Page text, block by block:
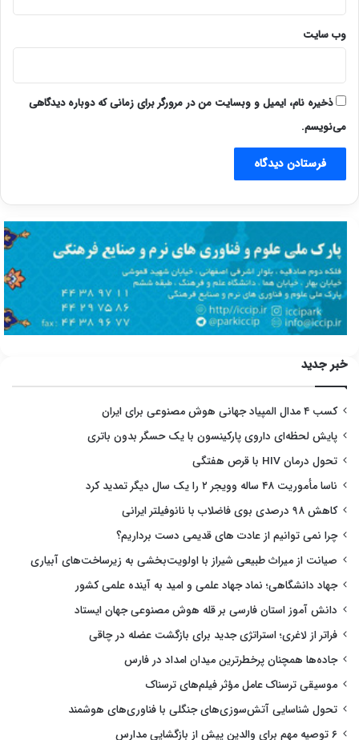
وب‌ سایت
ذخیره نام، ایمیل و وبسایت من در مرورگر برای زمانی که دوباره دیدگاهی
می‌نویسم.
خبر جدید
کسب ۴ مدال المپیاد جهانی هوش مصنوعی برای ایران
پایش لحظه‌ای داروی پارکینسون با یک حسگر بدون باتری
تحول درمان HIV با قرص هفتگی
ناسا مأموریت ۴۸ ساله وویجر ۲ را یک سال دیگر تمدید کرد
کاهش ۹۸ درصدی بوی فاضلاب با نانوفیلتر ایرانی
چرا نمی توانیم از عادت های قدیمی دست برداریم؟
صیانت از میراث طبیعی شیراز با اولویت‌بخشی به زیرساخت‌های آبیاری
جهاد دانشگاهی؛ نماد جهاد علمی و امید به آینده علمی کشور
دانش آموز استان فارسی بر قله هوش مصنوعی جهان ایستاد
فراتر از لاغری؛ استراتژی جدید برای بازگشت عضله در چاقی
جاده‌ها همچنان پرخطرترین میدان امداد در فارس
موسیقی ترسناک عامل مؤثر فیلم‌های ترسناک
تحول شناسایی آتش‌سوزی‌های جنگلی با فناوری‌های هوشمند
۶ توصیه مهم برای والدین پیش از بازگشایی مدارس